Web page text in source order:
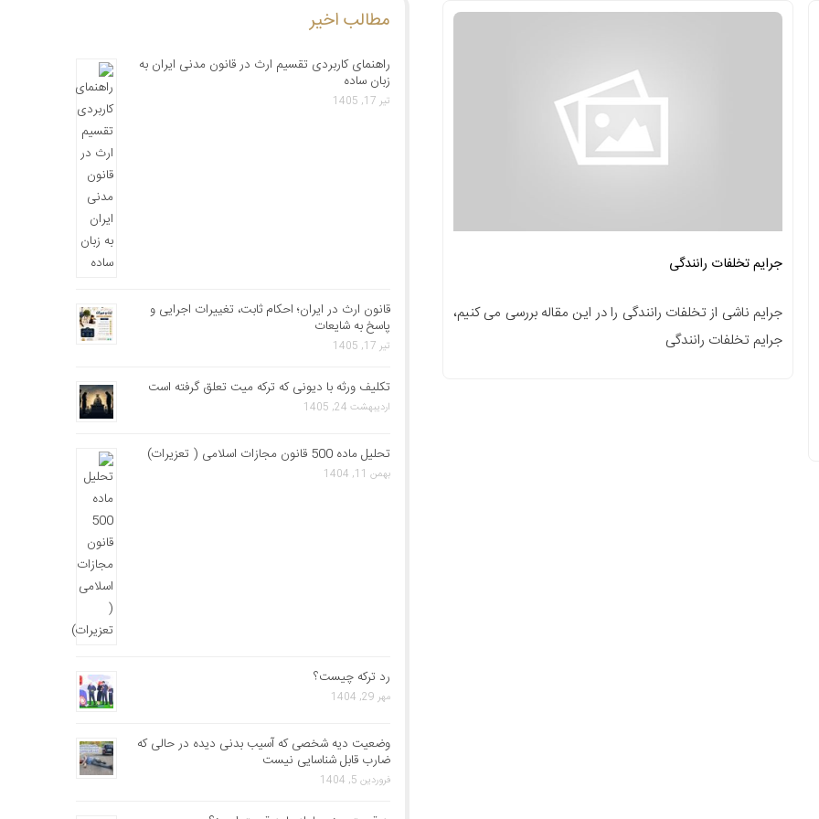
جرایم تخلفات رانندگی
جرایم ناشی از تخلفات رانندگی را در این مقاله بررسی می کنیم،
جرایم تخلفات رانندگی
مطالب اخیر
راهنمای کاربردی تقسیم ارث در قانون مدنی ایران به
زبان ساده
تیر 17, 1405
قانون ارث در ایران؛ احکام ثابت، تغییرات اجرایی و
پاسخ به شایعات
تیر 17, 1405
تکلیف ورثه با دیونی که ترکه میت تعلق گرفته است
اردیبهشت 24, 1405
تحلیل ماده 500 قانون مجازات اسلامی ( تعزیرات)
بهمن 11, 1404
رد ترکه چیست؟
مهر 29, 1404
وضعیت دیه شخصی که آسیب بدنی دیده در حالی که
ضارب قابل شناسایی نیست
فروردین 5, 1404